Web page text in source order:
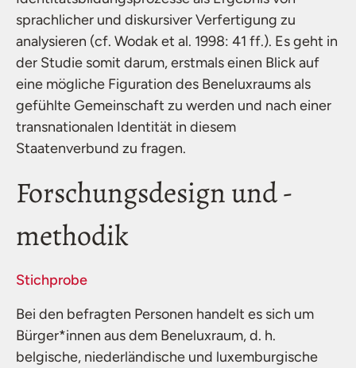
sprachlicher und diskursiver Verfertigung zu
analysieren (cf. Wodak et al. 1998: 41 ff.). Es geht in
der Studie somit darum, erstmals einen Blick auf
eine mögliche Figuration des Beneluxraums als
gefühlte Gemeinschaft zu werden und nach einer
transnationalen Identität in diesem
Staatenverbund zu fragen.
Forschungsdesign und -
methodik
Stichprobe
Bei den befragten Personen handelt es sich um
Bürger*innen aus dem Beneluxraum, d. h.
belgische, niederländische und luxemburgische